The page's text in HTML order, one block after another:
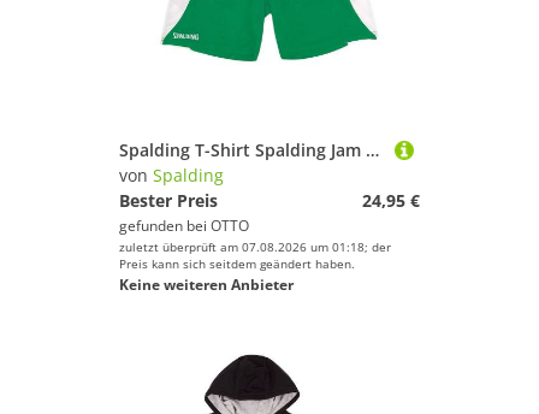
Spalding T-Shirt Spalding Jam Short Damen Polyester
von Spalding
Bester Preis
24,95 €
gefunden bei OTTO
zuletzt überprüft am 07.08.2026 um 01:18; der
Preis kann sich seitdem geändert haben.
Keine weiteren Anbieter